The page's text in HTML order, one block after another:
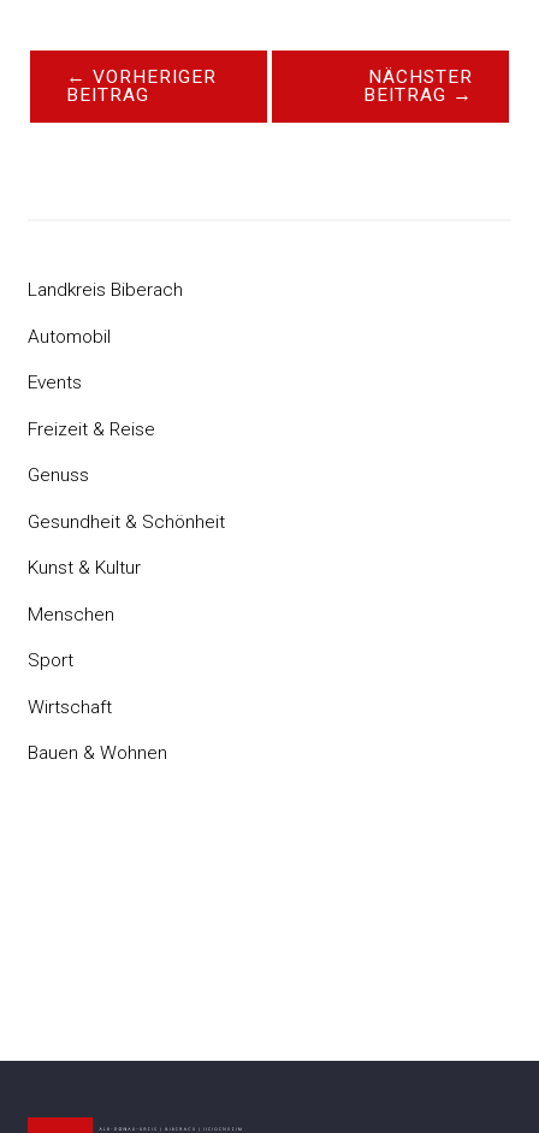
← VORHERIGER
BEITRAG
NÄCHSTER
BEITRAG →
Landkreis Biberach
Automobil
Events
Freizeit & Reise
Genuss
Gesundheit & Schönheit
Kunst & Kultur
Menschen
Sport
Wirtschaft
Bauen & Wohnen